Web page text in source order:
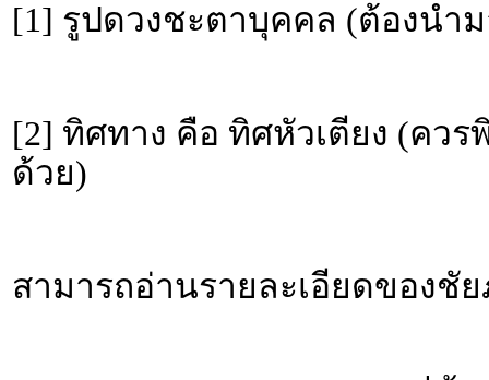
[1] รูปดวงชะตาบุคคล (ต้องนำ
[2] ทิศทาง คือ ทิศหัวเตียง (คว
ด้วย)
สามารถอ่านรายละเอียดของชั